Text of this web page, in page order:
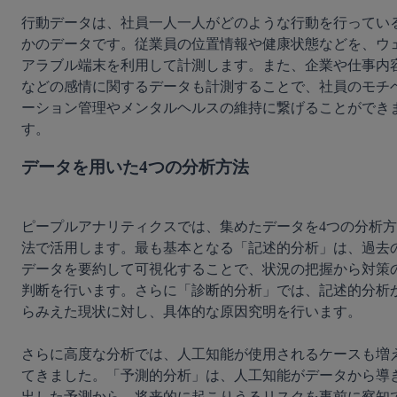
行動データは、社員一人一人がどのような行動を行ってい
かのデータです。従業員の位置情報や健康状態などを、ウ
アラブル端末を利用して計測します。また、企業や仕事内
などの感情に関するデータも計測することで、社員のモチ
ーション管理やメンタルヘルスの維持に繋げることができ
データを用いた4つの分析方法
ピープルアナリティクスでは、集めたデータを4つの分析方
法で活用します。最も基本となる「記述的分析」は、過去
データを要約して可視化することで、状況の把握から対策
判断を行います。さらに「診断的分析」では、記述的分析
らみえた現状に対し、具体的な原因究明を行います。
さらに高度な分析では、人工知能が使用されるケースも増
てきました。「予測的分析」は、人工知能がデータから導